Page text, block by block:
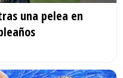
una pelea en